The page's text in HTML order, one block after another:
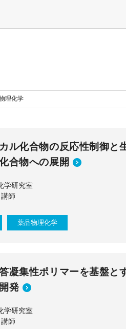
理化学
ル化合物の反応性制御と
合物への展開
学研究室
師
薬品物理化学
凝集性ポリマーを基盤と
発
学研究室
師